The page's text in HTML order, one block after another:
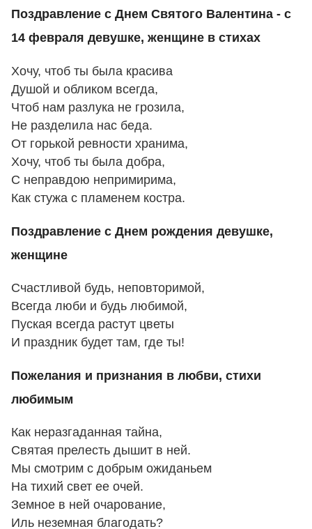
Поздравление с Днем Святого Валентина - с
14 февраля девушке, женщине в стихах
Хочу, чтоб ты была красива
Душой и обликом всегда,
Чтоб нам разлука не грозила,
Не разделила нас беда.
От горькой ревности хранима,
Хочу, чтоб ты была добра,
С неправдою непримирима,
Как стужа с пламенем костра.
Поздравление с Днем рождения девушке,
женщине
Счастливой будь, неповторимой,
Всегда люби и будь любимой,
Пуская всегда растут цветы
И праздник будет там, где ты!
Пожелания и признания в любви, стихи
любимым
Как неразгаданная тайна,
Святая прелесть дышит в ней.
Мы смотрим с добрым ожиданьем
На тихий свет ее очей.
Земное в ней очарование,
Иль неземная благодать?